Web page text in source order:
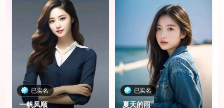
已实名
一帆凤顺
已实名
夏天的雨